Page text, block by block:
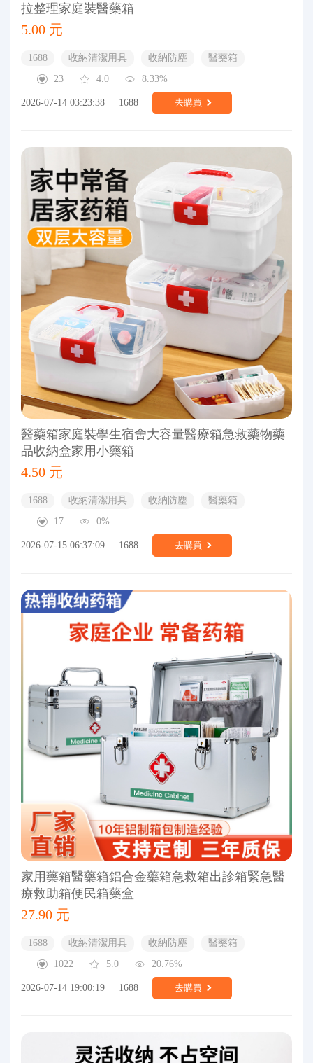
拉整理家庭裝醫藥箱
5.00 元
1688 收納清潔用具 收納防塵
醫藥箱
23
4.0 8.33%
2026-07-14 03:23:38 1688 去購買
醫藥箱家庭裝學生宿舍大容量醫療箱急救藥物藥
品收納盒家用小藥箱
4.50 元
1688 收納清潔用具 收納防塵
醫藥箱
17
0%
2026-07-15 06:37:09 1688 去購買
家用藥箱醫藥箱鋁合金藥箱急救箱出診箱緊急醫
療救助箱便民箱藥盒
27.90 元
1688 收納清潔用具 收納防塵
醫藥箱
1022
5.0 20.76%
2026-07-14 19:00:19 1688 去購買